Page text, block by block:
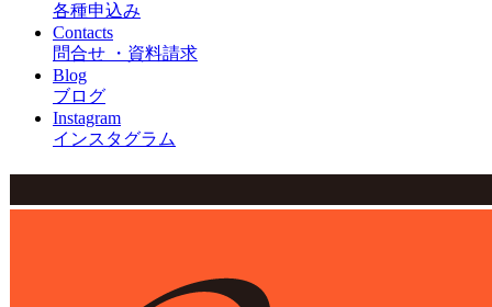
各種申込み
Contacts
問合せ ・資料請求
Blog
ブログ
Instagram
インスタグラム